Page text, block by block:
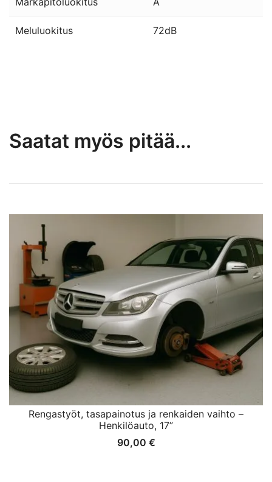
Meluluokitus 72dB
Saatat myös pitää...
Rengastyöt, tasapainotus ja renkaiden vaihto –
Henkilöauto, 17”
90,00 €